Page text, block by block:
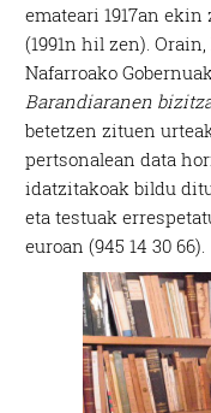
emateari 1917an
(1991n hil zen).
Nafarroako
Barandiaranen
betetzen zituen
pertsonalean data
idatzitakoak bildu
eta testuak
euroan (945 14 30 66).